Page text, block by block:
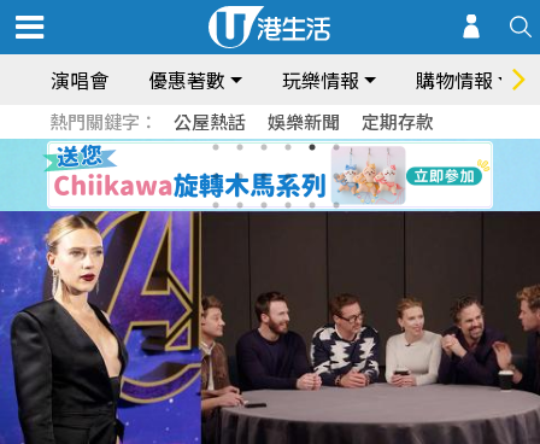
演唱會 優惠著數 玩樂情報 購物情報
熱門關鍵字： 公屋熱話 娛樂新聞 定期存款